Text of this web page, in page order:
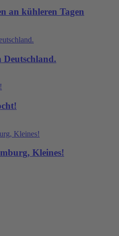
an kühleren Tagen
Kleines!